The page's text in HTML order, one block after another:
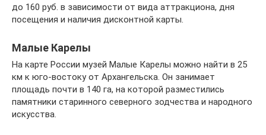
до 160 руб. в зависимости от вида аттракциона, дня
посещения и наличия дисконтной карты.
Малые Карелы
На карте России музей Малые Карелы можно найти в 25
км к юго-востоку от Архангельска. Он занимает
площадь почти в 140 га, на которой разместились
памятники старинного северного зодчества и народного
искусства.